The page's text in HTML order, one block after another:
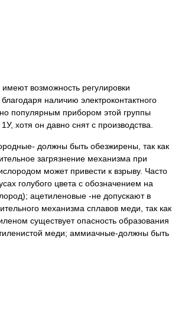
имеют возможность регулировки
наличию электроконтактного
популярным прибором этой группы
хотя он давно снят с производства.
должны быть обезжирены, так как
загрязнение механизма при
может привести к взрыву. Часто
голубого цвета с обозначением на
ацетиленовые -не допускают в
механизма сплавов меди, так как
существует опасность образования
меди; аммиачные-должны быть